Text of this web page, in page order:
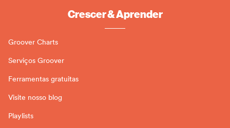
Crescer & Aprender
Groover Charts
Serviços Groover
Ferramentas gratuitas
Visite nosso blog
Playlists